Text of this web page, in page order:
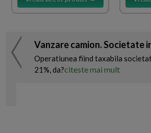
Vanzare camion. Societate
Operatiunea fiind taxabila
21%, da?citeste mai mult